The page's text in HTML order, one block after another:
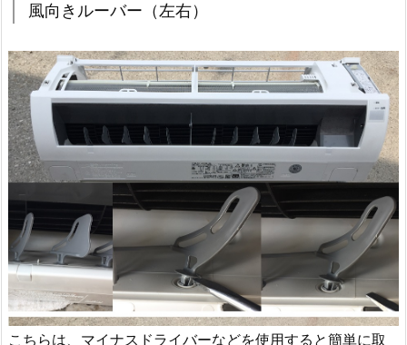
風向きルーバー（左右）
こちらは、マイナスドライバーなどを使用すると簡単に取